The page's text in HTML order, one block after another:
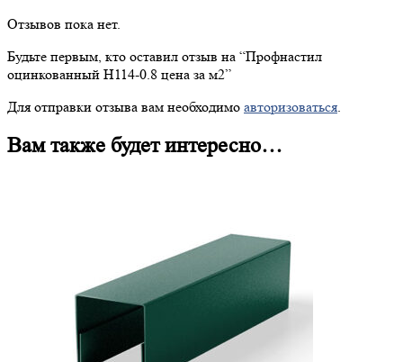
Отзывов пока нет.
Будьте первым, кто оставил отзыв на “Профнастил
оцинкованный H114-0.8 цена за м2”
Для отправки отзыва вам необходимо авторизоваться
Вам также будет интересно…